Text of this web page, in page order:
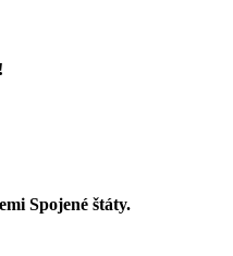
Spojené štáty.